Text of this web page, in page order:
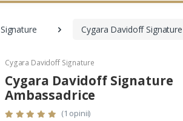
Cygara Davidoff
Cygara Davidoff Signature
Cygara Davidoff Signature
Ambassadrice
(1 opinii)